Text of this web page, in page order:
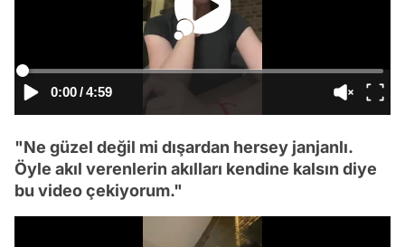
0:00/4:59
"Ne güzel değil mi dışardan hersey janjanlı.
Öyle akıl verenlerin akılları kendine kalsın diye
bu video çekiyorum."